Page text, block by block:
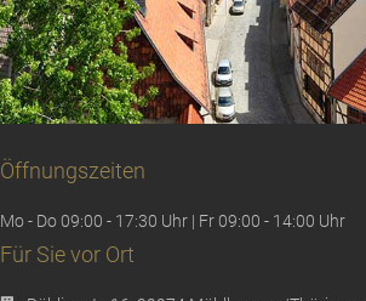
Öffnungszeiten
Mo - Do 09:00 - 17:30 Uhr | Fr 09:00 - 14:00 Uhr
Für Sie vor Ort